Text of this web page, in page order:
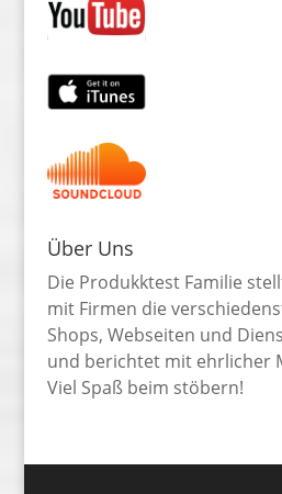
Über Uns
Die Produkktest Familie
mit Firmen die
Shops, Webseiten und
und berichtet mit ehrlicher
Viel Spaß beim stöbern!